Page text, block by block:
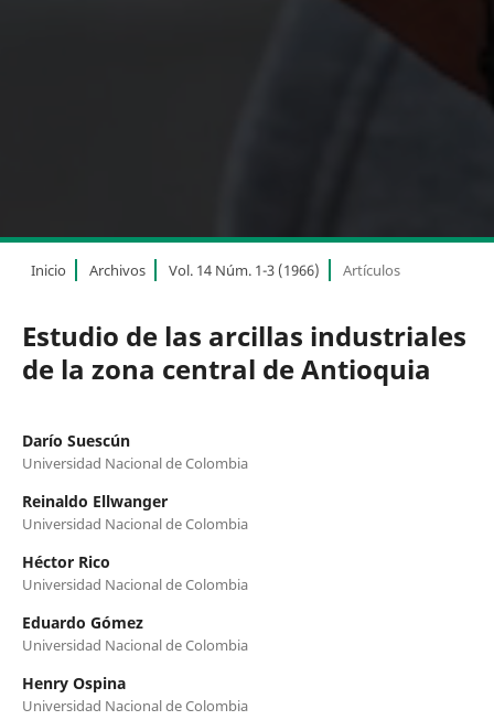
Inicio Archivos Vol. 14 Núm. 1-3 (1966) Artículos
Estudio de las arcillas industriales
de la zona central de Antioquia
Darío Suescún
Universidad Nacional de Colombia
Reinaldo Ellwanger
Universidad Nacional de Colombia
Héctor Rico
Universidad Nacional de Colombia
Eduardo Gómez
Universidad Nacional de Colombia
Henry Ospina
Universidad Nacional de Colombia